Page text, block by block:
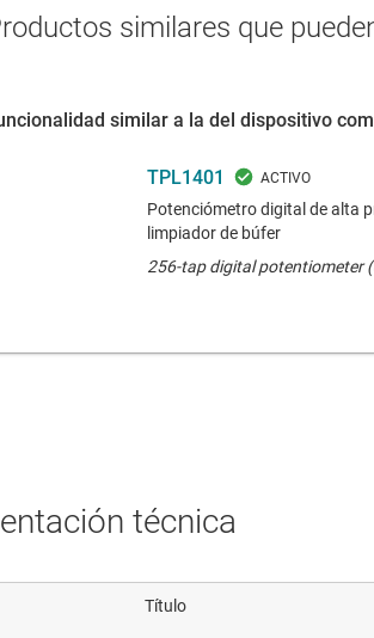
similares que
similar a la del dispositivo
TPL1401
Potenciómetro digital de alta
limpiador de búfer
256-tap digital potentiometer
técnica